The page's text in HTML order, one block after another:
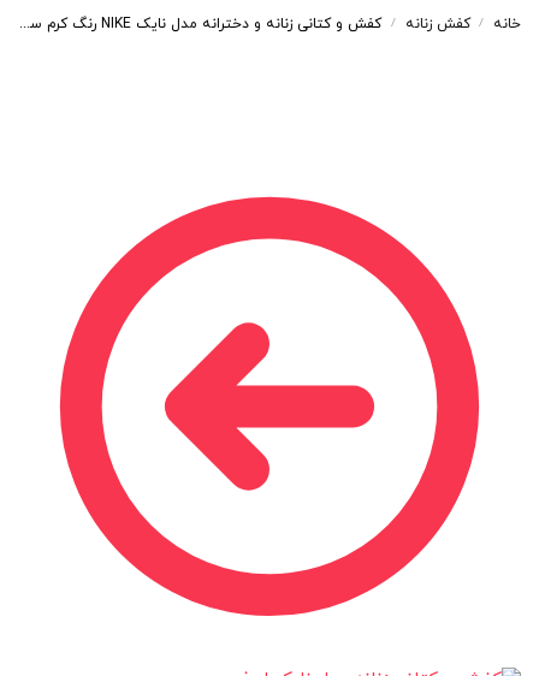
خانه / کفش زنانه / کفش و کتانی زنانه و دخترانه مدل نایک NIKE رنگ کرم سبز کد A139